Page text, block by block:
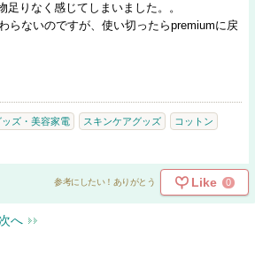
りなく感じてしまいました。。
らないのですが、使い切ったらpremiumに戻
ズ・美容家電 スキンケアグッズ コットン
参考にしたい！ありがとう Like 0
次へ